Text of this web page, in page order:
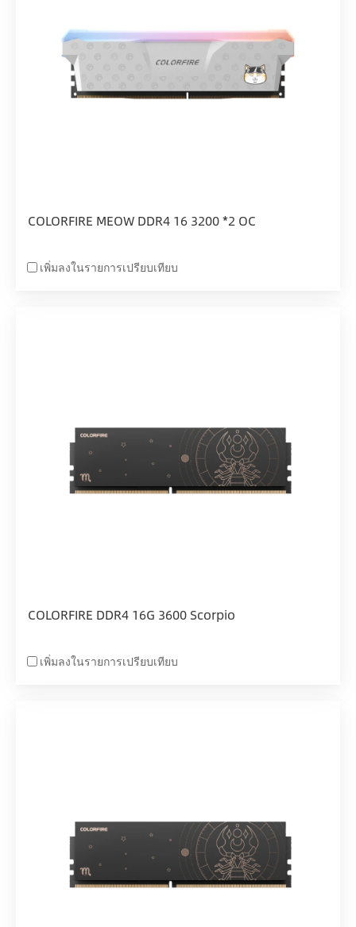
COLORFIRE MEOW DDR4 16 3200 *2 OC
เพิ่มลงในรายการเปรียบเทียบ
COLORFIRE DDR4 16G 3600 Scorpio
เพิ่มลงในรายการเปรียบเทียบ